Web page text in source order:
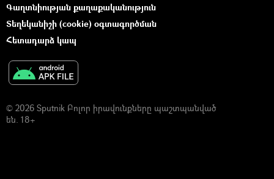
Գաղտնիության քաղաքականություն
Տեղեկանիշի (cookie) օգտագործման
Հետադարձ կապ
© 2026 Sputnik Բոլոր իրավունքները պաշտպանված
են. 18+